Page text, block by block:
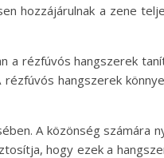
hozzájárulnak a zene
a rézfúvós hangszerek
hangszerek
A közönség számára
hogy ezek a